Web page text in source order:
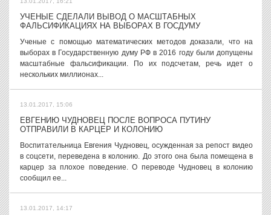
УЧЕНЫЕ СДЕЛАЛИ ВЫВОД О МАСШТАБНЫХ
ФАЛЬСИФИКАЦИЯХ НА ВЫБОРАХ В ГОСДУМУ
Ученые с помощью математических методов доказали, что на
выборах в Государственную думу РФ в 2016 году были допущены
масштабные фальсификации. По их подсчетам, речь идет о
нескольких миллионах...
13.01.2017, 15:06
ЕВГЕНИЮ ЧУДНОВЕЦ ПОСЛЕ ВОПРОСА ПУТИНУ
ОТПРАВИЛИ В КАРЦЕР И КОЛОНИЮ
Воспитательница Евгения Чудновец, осужденная за репост видео
в соцсети, переведена в колонию. До этого она была помещена в
карцер за плохое поведение. О переводе Чудновец в колонию
сообщил ее...
13.01.2017, 14:17